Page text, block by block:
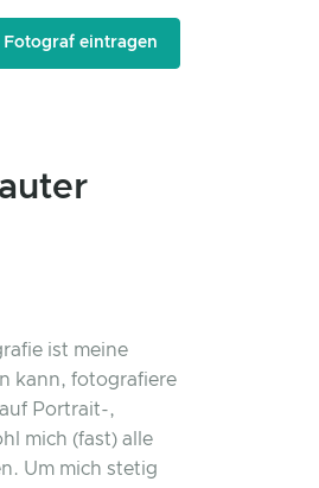
Fotograf eintragen
ist meine
kann, fotografiere
Portrait-,
mich (fast) alle
Um mich stetig